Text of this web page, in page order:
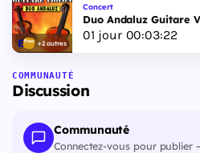
+2 autres
Concert
Duo Andaluz Guitare
01 jour 00:03:21
COMMUNAUTÉ
Discussion
Communauté
Connectez-vous pour